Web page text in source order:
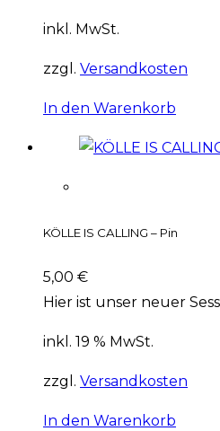
inkl. MwSt.
zzgl. Versandkosten
In den Warenkorb
KÖLLE IS CALLING – Pin
5,00 €
Hier ist unser neuer
inkl. 19 % MwSt.
zzgl. Versandkosten
In den Warenkorb